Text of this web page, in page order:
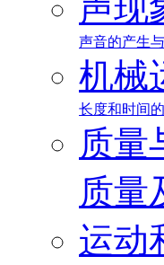
声现
声音的产生
机械
长度和时间
质量
质量
运动